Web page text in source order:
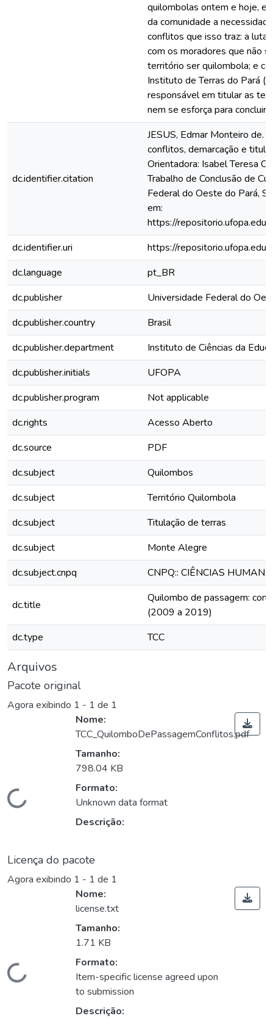
quilombolas ontem e hoje, e
da comunidade a
conflitos que isso traz: a luta
com os moradores que não
território ser quilombola; e
Instituto de Terras do Pará
responsável em titular as
nem se esforça para concluir
dc.identifier.citation
JESUS, Edmar Monteiro de.
conflitos, demarcação e
Orientadora: Isabel Teresa
Trabalho de Conclusão de
Federal do Oeste do Pará,
em:
https://
dc.identifier.uri
https://
dc.language
pt_BR
dc.publisher
Universidade Federal do
dc.publisher.country
Brasil
dc.publisher.department
Instituto de Ciências da
dc.publisher.initials
UFOPA
dc.publisher.program
Not applicable
dc.rights
Acesso Aberto
dc.source
PDF
dc.subject
Quilombos
dc.subject
Território Quilombola
dc.subject
Titulação de terras
dc.subject
Monte Alegre
dc.subject.cnpq
CNPQ:: CIÊNCIAS
dc.title
Quilombo de passagem:
(2009 a 2019)
dc.type
TCC
Arquivos
Pacote original
Agora exibindo 1 - 1 de 1
Carregando...
Nome:
TCC_QuilomboDePassagemConflitos.pdf
Tamanho:
798.04 KB
Formato:
Unknown data format
Descrição:
Licença do pacote
Agora exibindo 1 - 1 de 1
Carregando...
Nome:
license.txt
Tamanho:
1.71 KB
Formato:
Item-specific license agreed upon
to submission
Descrição: